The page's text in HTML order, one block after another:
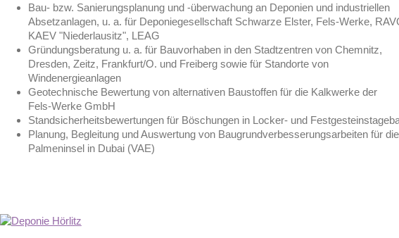
Bau- bzw. Sanierungsplanung und -überwachung an Deponien und industriellen
Absetzanlagen, u. a. für Deponiegesellschaft Schwarze Elster, Fels-Werke,
KAEV "Niederlausitz", LEAG
Gründungsberatung u. a. für Bauvorhaben in den Stadtzentren von Chemnitz,
Dresden, Zeitz, Frankfurt/O. und Freiberg sowie für Standorte von
Windenergieanlagen
Geotechnische Bewertung von alternativen Baustoffen für die Kalkwerke der
Fels-Werke GmbH
Standsicherheitsbewertungen für Böschungen in Locker- und
Planung, Begleitung und Auswertung von Baugrundverbesserungsarbeiten für die
Palmeninsel in Dubai (VAE)